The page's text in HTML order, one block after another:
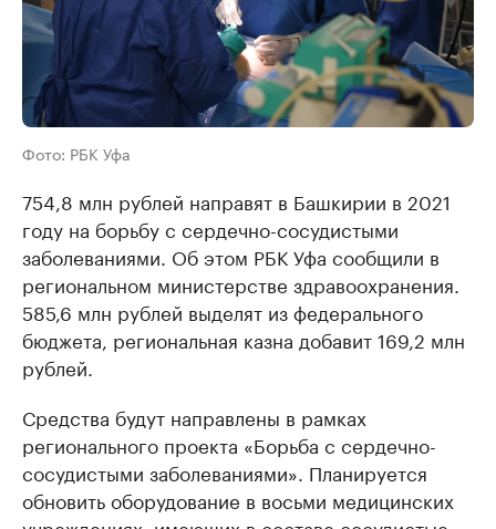
Фото: РБК Уфа
754,8 млн рублей направят в Башкирии в 2021
году на борьбу с сердечно-сосудистыми
заболеваниями. Об этом РБК Уфа сообщили в
региональном министерстве здравоохранения.
585,6 млн рублей выделят из федерального
бюджета, региональная казна добавит 169,2 млн
рублей.
Средства будут направлены в рамках
регионального проекта «Борьба с сердечно-
сосудистыми заболеваниями». Планируется
обновить оборудование в восьми медицинских